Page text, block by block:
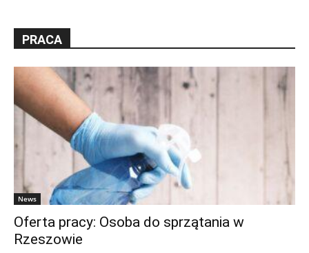
PRACA
News
Oferta pracy: Osoba do sprzątania w
Rzeszowie